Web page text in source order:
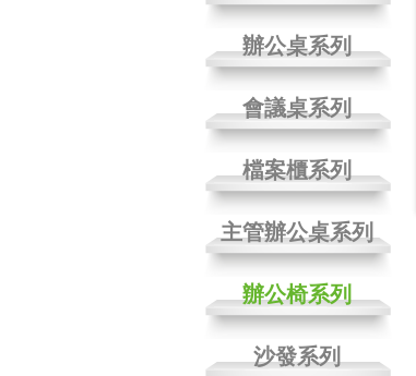
辦公桌系列
會議桌系列
檔案櫃系列
主管辦公桌系列
辦公椅系列
沙發系列